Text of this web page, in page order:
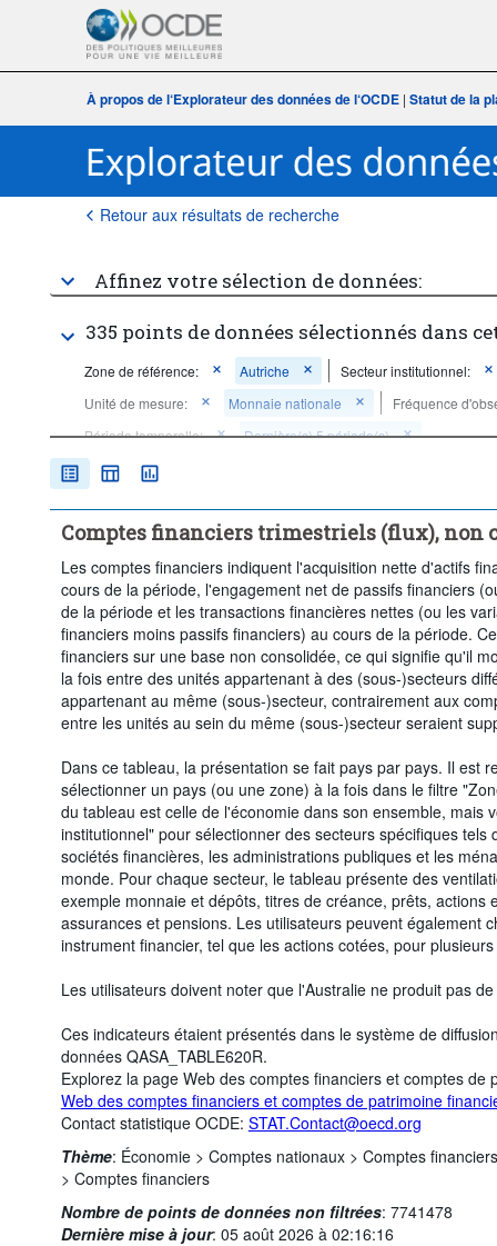
À propos de l‘Explorateur des données de l‘OCDE | Statut de la
Retour aux résultats de recherche
Affinez votre sélection de données:
335 points de données sélectionnés dans
Zone de référence: Autriche
Secteur institutionnel:
Unité de mesure:
Monnaie nationale
Fréquence
Période temporelle:
Dernière(s) 5 période(s)
Supprimer tout
Comptes financiers trimestriels (flux), non
Les comptes financiers indiquent l'acquisition nette d'actifs
cours de la période, l'engagement net de passifs financiers
de la période et les transactions financières nettes (ou les
financiers moins passifs financiers) au cours de la période.
financiers sur une base non consolidée, ce qui signifie qu'il
la fois entre des unités appartenant à des (sous-)secteurs
appartenant au même (sous-)secteur, contrairement aux
entre les unités au sein du même (sous-)secteur seraient
Dans ce tableau, la présentation se fait pays par pays. Il est
sélectionner un pays (ou une zone) à la fois dans le filtre
du tableau est celle de l'économie dans son ensemble, mais
institutionnel" pour sélectionner des secteurs spécifiques tels
sociétés financières, les administrations publiques et les
monde. Pour chaque secteur, le tableau présente des
exemple monnaie et dépôts, titres de créance, prêts, actions
assurances et pensions. Les utilisateurs peuvent également
instrument financier, tel que les actions cotées, pour
Les utilisateurs doivent noter que l'Australie ne produit pas
Ces indicateurs étaient présentés dans le système de
données QASA_TABLE620R.
Explorez la page Web des comptes financiers et comptes
Web des comptes financiers et comptes de patrimoine
Contact statistique OCDE: STAT.Contact@oecd.org
Thème: Économie > Comptes nationaux > Comptes
> Comptes financiers
Nombre de points de données non filtrées: 7741478
Dernière mise à jour: 05 août 2026 à 02:16:16